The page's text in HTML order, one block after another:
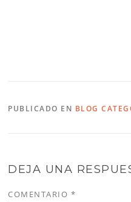
PUBLICADO EN BLOG
DEJA UNA
COMENTARIO *